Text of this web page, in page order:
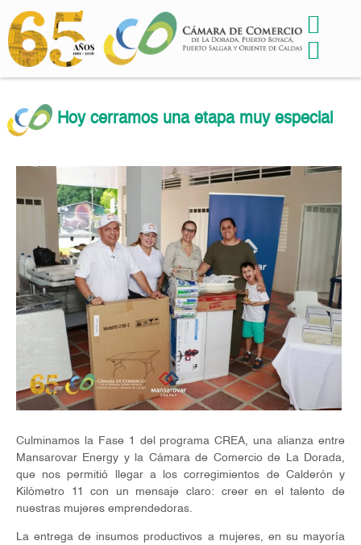
Hoy cerramos una etapa muy especial
Culminamos la Fase 1 del programa CREA, una alianza entre
Mansarovar Energy y la Cámara de Comercio de La Dorada,
que nos permitió llegar a los corregimientos de Calderón y
Kilómetro 11 con un mensaje claro: creer en el talento de
nuestras mujeres emprendedoras.
La entrega de insumos productivos a mujeres, en su mayoría